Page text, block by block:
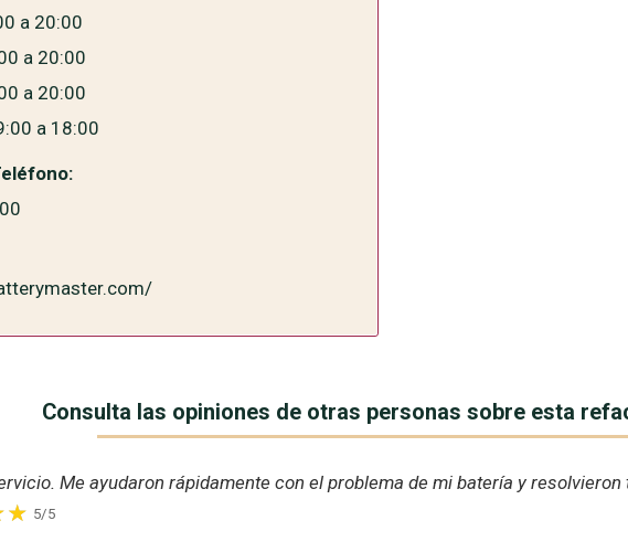
a 20:00
a 20:00
a 20:00
a 18:00
Consulta las opiniones de otras personas sobre esta
Me ayudaron rápidamente con el problema de mi batería y resolvieron
5/5